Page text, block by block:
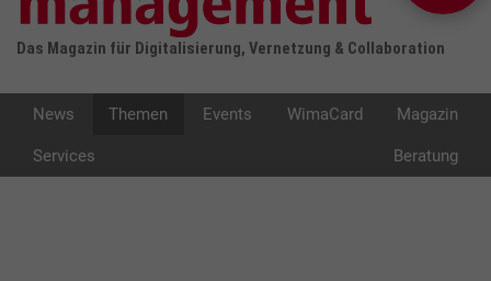
Das Magazin für Digitalisierung, Vernetzung & Collaboration
News Themen Events WimaCard Magazin
Services Beratung